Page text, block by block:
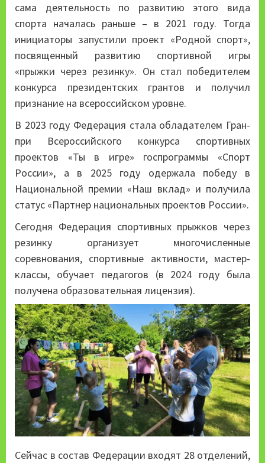
сама деятельность по развитию этого вида
спорта началась раньше – в 2021 году. Тогда
инициаторы запустили проект «Родной спорт»,
посвященный развитию спортивной игры
«прыжки через резинку». Он стал победителем
конкурса президентских грантов и получил
признание на всероссийском уровне.
В 2023 году Федерация стала обладателем Гран-
при Всероссийского конкурса спортивных
проектов «Ты в игре» госпрограммы «Спорт
России», а в 2025 году одержала победу в
Национальной премии «Наш вклад» и получила
статус «Партнер национальных проектов России».
Сегодня Федерация спортивных прыжков через
резинку организует многочисленные
соревнования, спортивные активности, мастер-
классы, обучает педагогов (в 2024 году была
получена образовательная лицензия).
Сейчас в состав Федерации входят 28 отделений,